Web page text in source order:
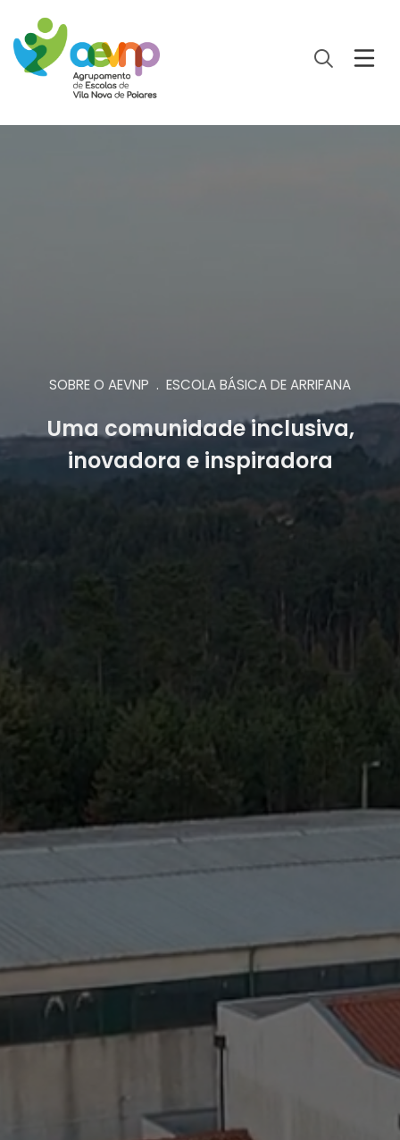
SOBRE O AEVNP . ESCOLA BÁSICA DE ARRIFANA
Uma comunidade inclusiva,
inovadora e inspiradora